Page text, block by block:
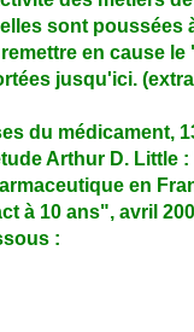
sont poussées
en cause
jusqu'ici.
du médicament,
Arthur D. Little
en
à 10 ans", avril
: